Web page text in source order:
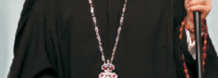
2018
2017
2016
2015